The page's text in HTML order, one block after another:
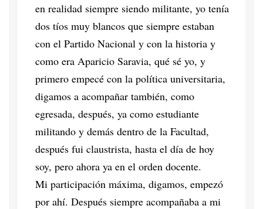
en realidad siempre siendo militante, yo tenía
dos tíos muy blancos que siempre estaban
con el Partido Nacional y con la historia y
como era Aparicio Saravia, qué sé yo, y
primero empecé con la política universitaria,
digamos a acompañar también, como
egresada, después, ya como estudiante
militando y demás dentro de la Facultad,
después fui claustrista, hasta el día de hoy
soy, pero ahora ya en el orden docente.
Mi participación máxima, digamos, empezó
por ahí. Después siempre acompañaba a mi